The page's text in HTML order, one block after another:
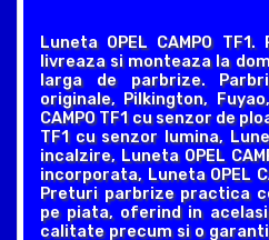
Luneta OPEL CAMPO
livreaza si monteaza la
larga de parbrize.
originale, Pilkington,
CAMPO TF1 cu senzor de
TF1 cu senzor lumina,
incalzire, Luneta OPEL
incorporata, Luneta OPEL
Preturi parbrize practica
pe piata, oferind in
calitate precum si o